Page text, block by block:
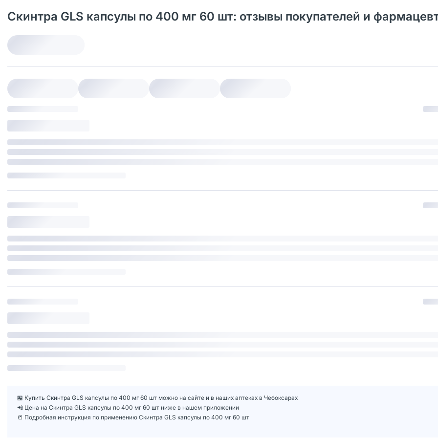
Скинтра GLS капсулы по 400 мг 60 шт: отзывы покупателей и
🏪 Купить Скинтра GLS капсулы по 400 мг 60 шт можно на сайте и в наших аптеках в Чебоксарах
📲 Цена на Скинтра GLS капсулы по 400 мг 60 шт ниже в нашем приложении
📒 Подробная инструкция по применению Скинтра GLS капсулы по 400 мг 60 шт